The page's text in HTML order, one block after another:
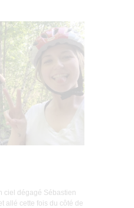
ciel dégagé Sébastien
allé cette fois du côté de